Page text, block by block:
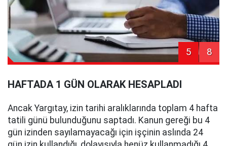
5 8
HAFTADA 1 GÜN OLARAK HESAPLADI
Ancak Yargıtay, izin tarihi aralıklarında toplam 4 hafta
tatili günü bulunduğunu saptadı. Kanun gereği bu 4
gün izinden sayılamayacağı için işçinin aslında 24